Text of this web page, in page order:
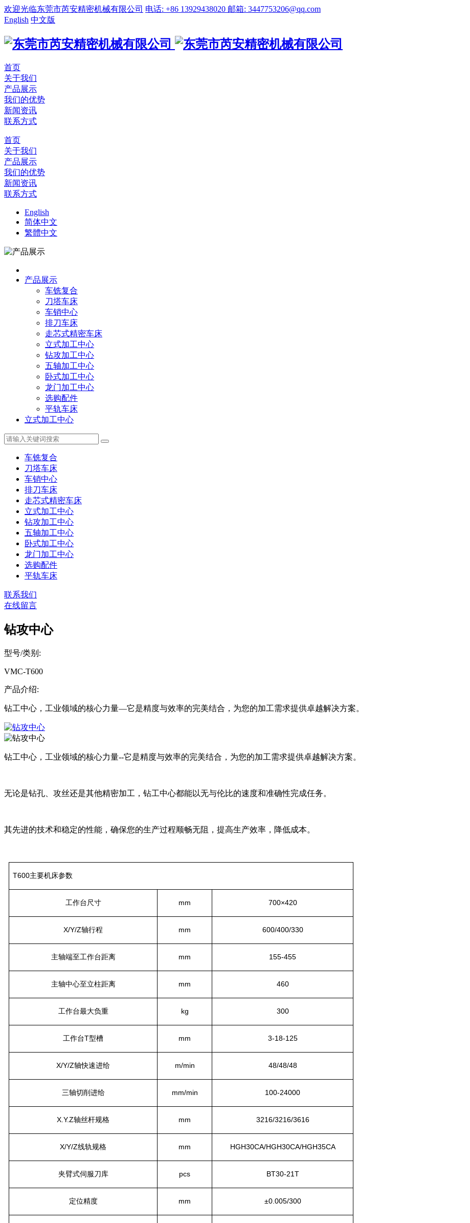
欢迎光临东莞市芮安精密机械有限公司 电话: +86 13929438020 邮箱: 3447753206@qq.com
English 中文版
首页
关于我们
产品展示
我们的优势
新闻资讯
联系方式
首页
关于我们
产品展示
我们的优势
新闻资讯
联系方式
English
简体中文
繁體中文
产品展示
车铣复合
刀塔车床
车销中心
排刀车床
走芯式精密车床
立式加工中心
钻攻加工中心
五轴加工中心
卧式加工中心
龙门加工中心
选购配件
平轨车床
立式加工中心
车铣复合
刀塔车床
车销中心
排刀车床
走芯式精密车床
立式加工中心
钻攻加工中心
五轴加工中心
卧式加工中心
龙门加工中心
选购配件
平轨车床
联系我们
在线留言
钻攻中心
型号/类别:
VMC-T600
产品介绍:
钻工中心，工业领域的核心力量—它是精度与效率的完美结合，为您的加工需求提供卓越解决方案。
钻工中心，工业领域的核心力量--它是精度与效率的完美结合，为您的加工需求提供卓越解决方案。
无论是钻孔、攻丝还是其他精密加工，钻工中心都能以无与伦比的速度和准确性完成任务。
其先进的技术和稳定的性能，确保您的生产过程顺畅无阻，提高生产效率，降低成本。
T600主要机床参数
工作台尺寸 mm 700×420
X/Y/Z轴行程 mm 600/400/330
主轴端至工作台距离 mm 155-455
主轴中心至立柱距离 mm 460
工作台最大负重 kg 300
工作台T型槽 mm 3-18-1 25
X/Y/Z轴快速进给 m/min 48/48/48
三轴切削进给 mm/min 100-24000
X.Y.Z轴丝杆规格 mm 3216/3216/3616
X/Y/Z线轨规格 mm HGH30CA/HGH30CA/HGH35CA
夹臂式伺服刀库 pcs BT30-21T
定位精度 mm ±0.005/300